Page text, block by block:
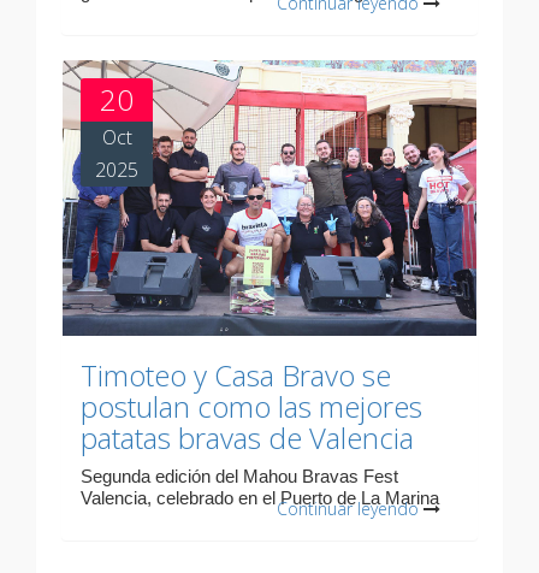
20
Oct
2025
Timoteo y Casa Bravo se
postulan como las mejores
patatas bravas de Valencia
Segunda edición del Mahou Bravas Fest
Valencia, celebrado en el Puerto de La Marina
Continuar leyendo